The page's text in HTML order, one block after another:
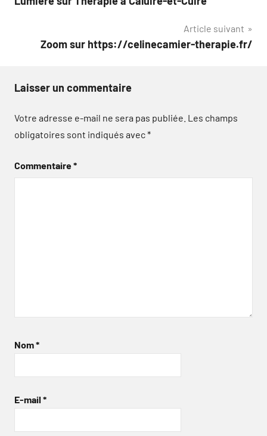
de
Article suivant
Zoom sur https://celinecamier-therapie.fr/
Laisser un commentaire
Votre adresse e-mail ne sera pas publiée. Les champs
obligatoires sont indiqués avec*
Commentaire*
Nom*
E-mail *